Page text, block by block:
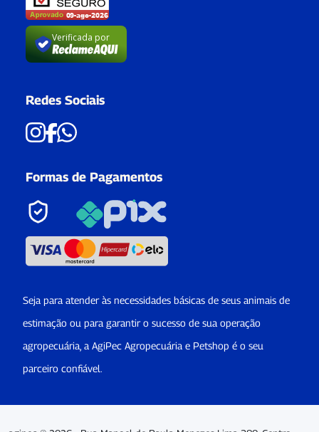
Verificada por
Redes Sociais
Formas de Pagamentos
Seja para atender às necessidades básicas de seus animais de
estimação ou para garantir o sucesso de sua operação
agropecuária, a AgiPec Agropecuária e Petshop é o seu
parceiro confiável.